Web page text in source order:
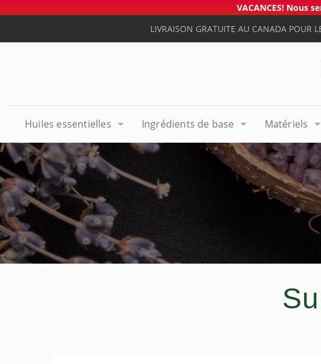
VACANCES! Nous
LIVRAISON GRATUITE AU CANADA POUR
Huiles essentielles Ingrédients de base Matériels